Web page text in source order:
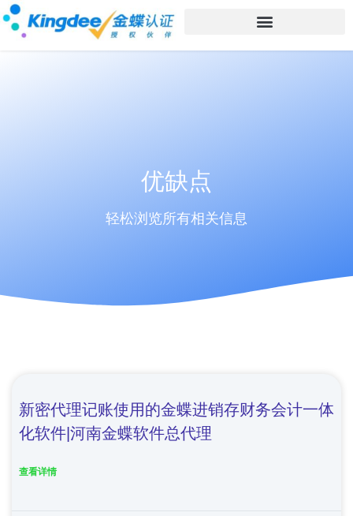
优缺点
轻松浏览所有相关信息
新密代理记账使用的金蝶进销存财务会计一体
化软件|河南金蝶软件总代理
查看详情